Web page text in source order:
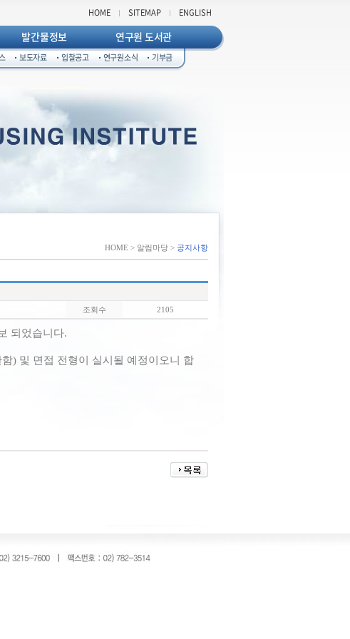
HOME SITEMAP ENGLISH
보도자료 입찰공고 연구원소식 기부금
발간물정보 연구원 도서관
HOME > 알림마당 > 공지사항
조회수 2105
되었습니다.
) 및 면접 전형이 실시될 예정이오니 합